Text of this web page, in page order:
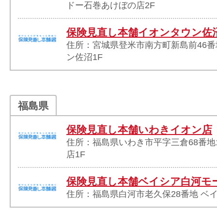
ドー石巻あけぼの店2F
保険見直し本舗イオンタウン佐
住所：宮城県登米市南方町新島前46
ン佐沼1F
福島県
保険見直し本舗いわきイオン店
住所：福島県いわき市平字三倉68番
店1F
保険見直し本舗ベイシア白河モ
住所：福島県白河市老久保28番地 ベ